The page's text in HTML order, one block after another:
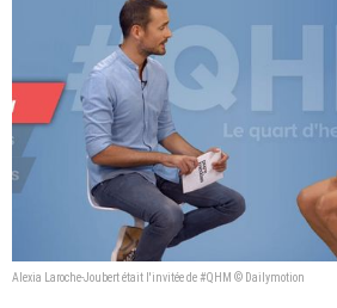
Alexia Laroche-Joubert était l'invitée de #QHM © Dailymotion